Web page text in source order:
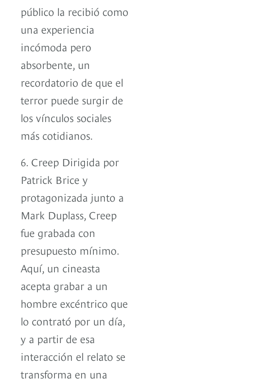
público la recibió como
una experiencia
incómoda pero
absorbente, un
recordatorio de que el
terror puede surgir de
los vínculos sociales
más cotidianos.
6. Creep Dirigida por
Patrick Brice y
protagonizada junto a
Mark Duplass, Creep
fue grabada con
presupuesto mínimo.
Aquí, un cineasta
acepta grabar a un
hombre excéntrico que
lo contrató por un día,
y a partir de esa
interacción el relato se
transforma en una